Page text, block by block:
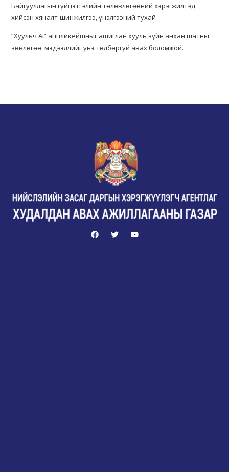
Байгууллагын гүйцэтгэлийн төлөвлөгөөний хэрэгжилтэд
хийсэн хяналт-шинжилгээ, үнэлгээний тухай
“Хуульч АІ” аппликейшныг ашиглан хууль зүйн анхан шатны
зөвлөгөө, мэдээллийг үнэ төлбөргүй авах боломжой.